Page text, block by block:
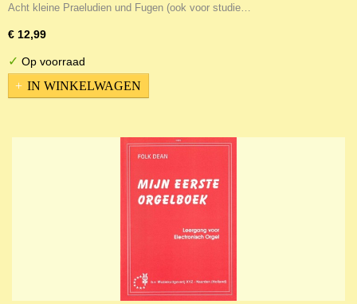
Fugen (ook voor studie doeleinden!)
Acht kleine Praeludien und Fugen (ook voor studie…
€ 12,99
✓ Op voorraad
IN WINKELWAGEN